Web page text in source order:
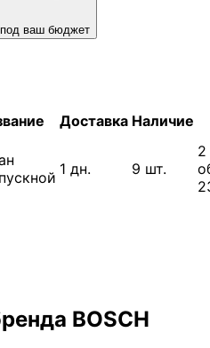
под ваш бюджет
Доставка Наличие
1 дн. 9 шт.
2
BOSCH